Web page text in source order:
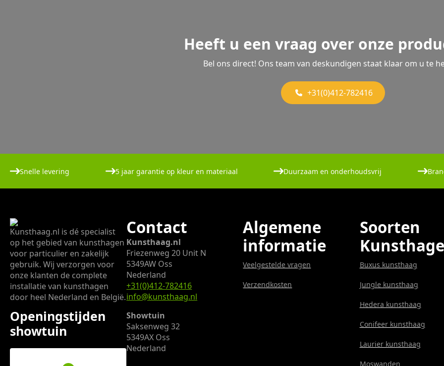
Heeft u een vraag over onze
Bel ons direct! Ons team van deskundigen staat klaar om u te
+31(0)412-782416
Snelle levering 5 jaar garantie op kleur en materiaal Duurzaam en onderhoudsvrij
Kunsthaag.nl is dé specialist
op het gebied van kunsthagen
voor particulier en zakelijk
gebruik. Wij verzorgen voor
onze klanten de complete
installatie van kunsthagen
door heel Nederland en België.
Openingstijden
showtuin
Contact
Kunsthaag.nl
Friezenweg 20 Unit N
5349AW Oss
Nederland
+31(0)412-782416
info@kunsthaag.nl
Showtuin
Saksenweg 32
5349AX Oss
Nederland
Algemene
informatie
Veelgestelde vragen
Verzendkosten
Soorten
Buxus kunsthaag
Jungle kunsthaag
Hedera kunsthaag
Conifeer kunsthaag
Laurier kunsthaag
Moswanden